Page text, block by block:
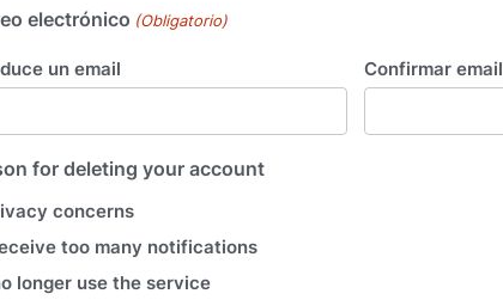
electrónico (Obligatorio)
un email Confirmar email
for deleting your account
concerns
too many notifications
longer use the service